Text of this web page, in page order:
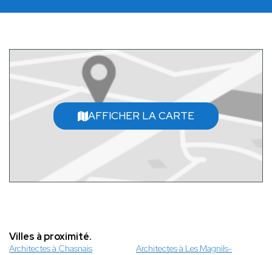
AFFICHER LA CARTE
Villes à proximité.
Architectes à Chasnais
Architectes à Les Magnils-